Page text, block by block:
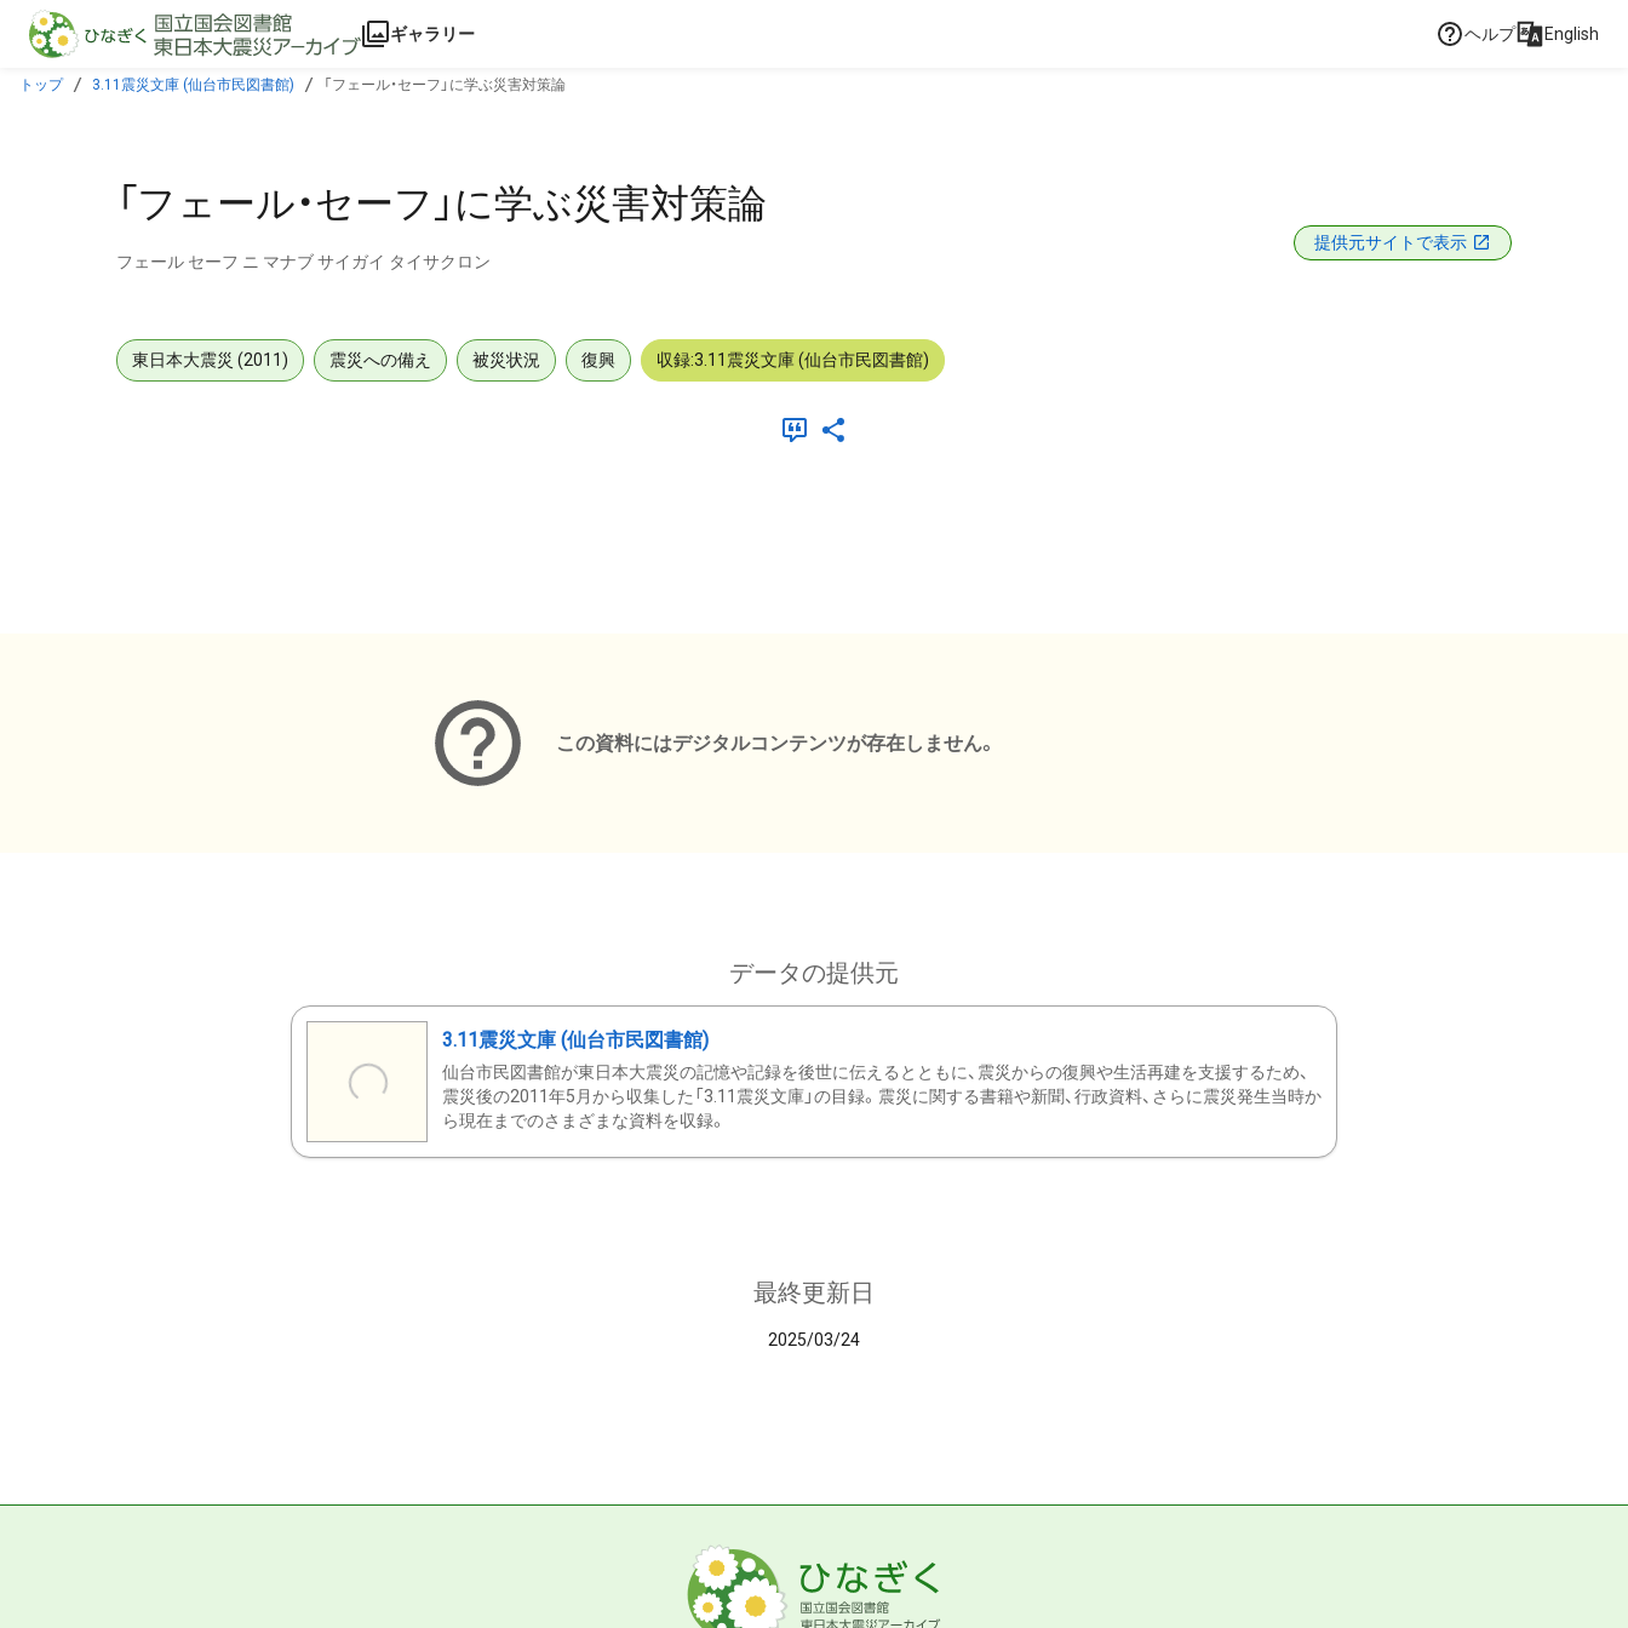
本文に飛ぶ
ギャラリー ヘルプ English
トップ 3.11震災文庫 (仙台市民図書館) 「フェール・セーフ」に学ぶ災害対策論
「フェール・セーフ」に学ぶ災害対策論
フェール セーフ ニ マナブ サイガイ タイサクロン
提供元サイトで表示
東日本大震災 (2011) 震災への備え 被災状況 復興 収録:3.11震災文庫 (仙台市民図書館)
この資料にはデジタルコンテンツが存在しません。
データの提供元
3.11震災文庫 (仙台市民図書館)
仙台市民図書館が東日本大震災の記憶や記録を後世に伝えるとともに、震災からの復興や生活再建を支援するため、
震災後の2011年5月から収集した「3.11震災文庫」の目録。震災に関する書籍や新聞、行政資料、さらに震災発生当時か
ら現在までのさまざまな資料を収録。
最終更新日
2025/03/24